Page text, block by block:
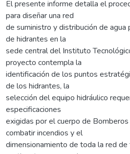
El presente informe detalla el
para diseñar una red
de suministro y distribución de agua
de hidrantes en la
sede central del Instituto
proyecto contempla la
identificación de los puntos
de los hidrantes, la
selección del equipo hidráulico
especificaciones
exigidas por el cuerpo de Bomberos
combatir incendios y el
dimensionamiento de toda la red de